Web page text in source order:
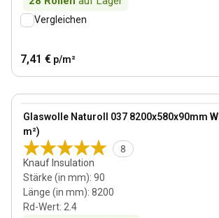
Vergleichen
7,41 € p/m²
Glaswolle Naturoll 037 8200x580x90mm
m²)
8
Knauf Insulation
Stärke (in mm): 90
Länge (in mm): 8200
Rd-Wert: 2.4
View product